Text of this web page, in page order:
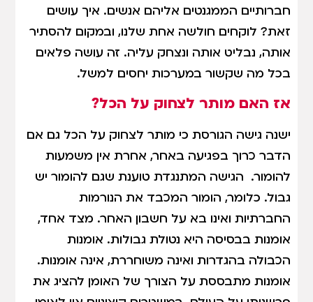
חברותיים הממגנטים אליהם אנשים. איך עושים
זאת? לוקחים חולשה אחת שלנו, ובמקום להסתיר
אותה, נבליט אותה ונצחק עליה. זה עושה פלאים
בכל מה שקשור במערכות יחסים למשל.
אז האם מותר לצחוק על הכל?
ישנה גישה הגורסת כי מותר לצחוק על הכל גם אם
הדבר כרוך בפגיעה באחר, אחרת אין משמעות
להומור. הגישה המתנגדת טוענת שגם להומור יש
גבול. כלומר, הומור המכבד את הנורמות
החברתיות ואינו בא על חשבון האחר. מצד אחד,
אומנות בבסיסה היא נטולת גבולות. אומנות
הכבולה בהגדרות ואינה משוחררת, אינה אומנות.
אומנות מתבססת על הצורך של האומן להציג את